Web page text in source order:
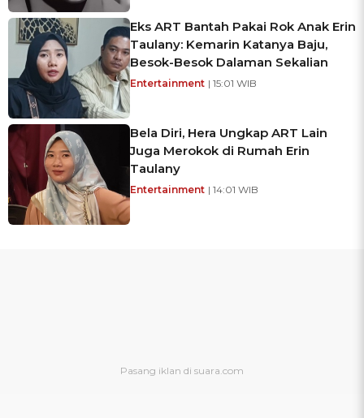
Eks ART Bantah Pakai Rok Anak Erin
Taulany: Kemarin Katanya Baju,
Besok-Besok Dalaman Sekalian
Entertainment | 15:01 WIB
Bela Diri, Hera Ungkap ART Lain
Juga Merokok di Rumah Erin
Taulany
Entertainment | 14:01 WIB